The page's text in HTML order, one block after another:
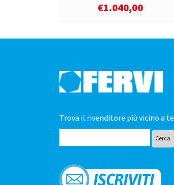
€1.040,00
Trova il rivenditore più vicino a te